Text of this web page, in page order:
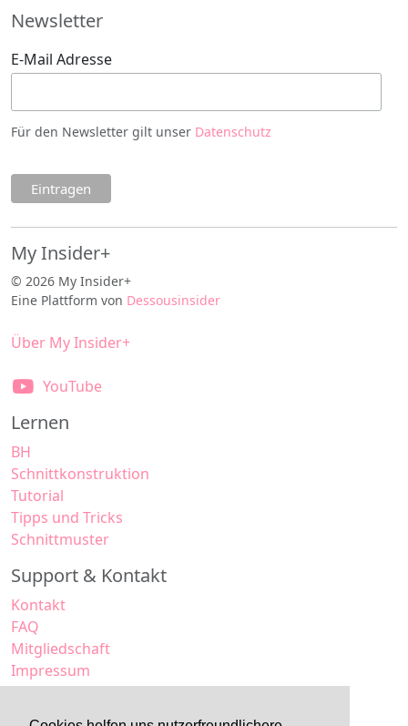
Newsletter
E-Mail Adresse
Für den Newsletter gilt unser Datenschutz
My Insider+
© 2026 My Insider+
Eine Plattform von Dessousinsider
Über My Insider+
YouTube
Lernen
BH
Schnittkonstruktion
Tutorial
Tipps und Tricks
Schnittmuster
Support & Kontakt
Kontakt
FAQ
Mitgliedschaft
Impressum
Datenschutz